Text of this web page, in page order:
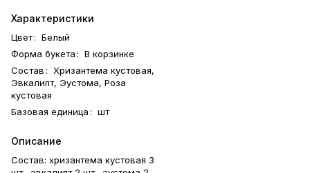
Характеристики
Цвет: Белый
Форма букета: В корзинке
Состав: Хризантема кустовая,
Эвкалипт, Эустома, Роза
кустовая
Базовая единица: шт
Описание
Состав: хризантема кустовая 3